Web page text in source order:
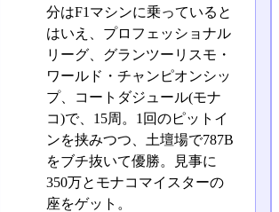
分はF1マシンに乗っていると
はいえ、プロフェッショナル
リーグ、グランツーリスモ・
ワールド・チャンピオンシッ
プ、コートダジュール(モナ
コ)で、15周。1回のピットイ
ンを挟みつつ、土壇場で787B
をブチ抜いて優勝。見事に
350万とモナコマイスターの
座をゲット。